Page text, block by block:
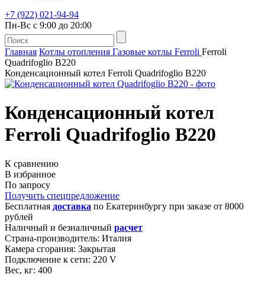
+7 (922) 021-94-94
Пн-Вс с 9:00 до 20:00
Главная Котлы отопления Газовые котлы Ferroli Ferroli
Quadrifoglio B220
Конденсационный котел Ferroli Quadrifoglio B220
Конденсационный котел
Ferroli Quadrifoglio B220
К сравнению
В избранное
По запросу
Получить спецпредложение
Бесплатная доставка по Екатеринбургу при заказе от 8000
рублей
Наличный и безналичный расчет
Страна-производитель: Италия
Камера сгорания: Закрытая
Подключение к сети: 220 V
Вес, кг: 400